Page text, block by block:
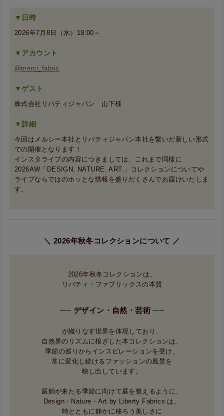
▼日時
2026年7月8日（水）19:00～
▼アカウント
@merci_fabric
▼ゲスト
株式会社リバティジャパン 山下様
▼詳細
今回はメルシー本社とリバティジャパン本社を繋いだ新しい形式
での開催となります！
インスタライブの内容につきましては、これまで同様に
2026AW「DESIGN. NATURE. ART.」コレクションについてや
ライブならではのホッとな情報を盛りだくさんでお届けいたしま
す。
＼ 2026年秋冬コレクションについて ／
2026年秋冬コレクションは、
リバティ・ファブリックスの本質
── デザイン・自然・芸術 ──
が織りなす世界を体現しており、
自然界のリズムに根ざした本コレクションは、
季節の巡りからインスピレーションを受け、
常に変化し続けるファッションの風景を
映し出しています。
庭師が来たる季節に向けて庭を整えるように、
Design・Nature・Art by Liberty Fabrics は、
時とともに静かに移ろう美しさに